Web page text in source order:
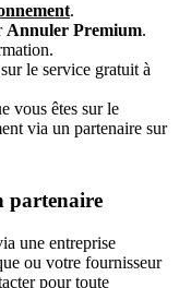
.
Annuler Premium.
le service gratuit à
vous êtes sur le
via un partenaire sur
partenaire
une entreprise
ou votre fournisseur
pour toute